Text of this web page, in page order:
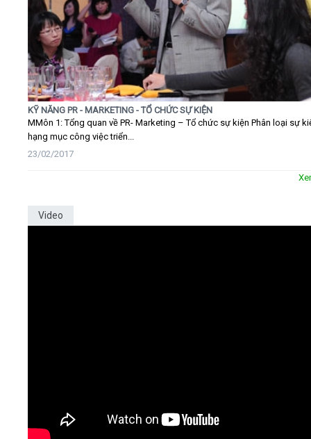
KỸ NĂNG PR - MARKETING - TỔ CHỨC SỰ KIỆN
MMôn 1: Tổng quan về PR- Marketing – Tổ chức sự kiện Phân loại sự
hạng mục công việc triển...
23/02/2017
Video